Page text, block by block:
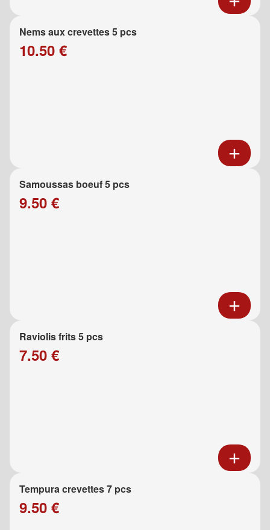
Nems aux crevettes 5 pcs
10.50 €
Samoussas boeuf 5 pcs
9.50 €
Raviolis frits 5 pcs
7.50 €
Tempura crevettes 7 pcs
9.50 €